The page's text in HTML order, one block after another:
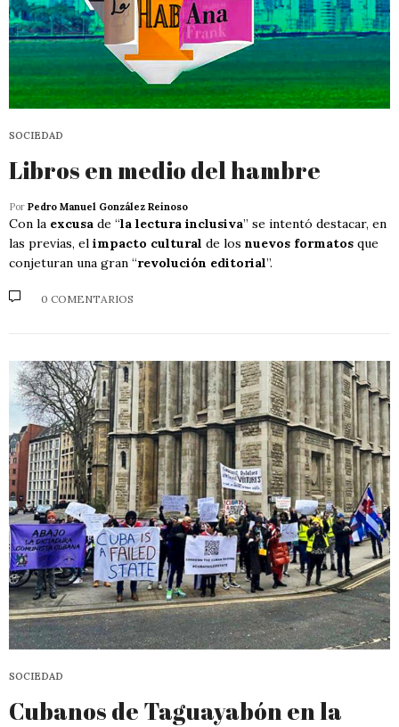
SOCIEDAD
Libros en medio del hambre
Por Pedro Manuel González Reinoso
Con la excusa de “la lectura inclusiva” se intentó destacar, en
las previas, el impacto cultural de los nuevos formatos que
conjeturan una gran “revolución editorial”.
0 COMENTARIOS
SOCIEDAD
Cubanos de Taguayabón en la